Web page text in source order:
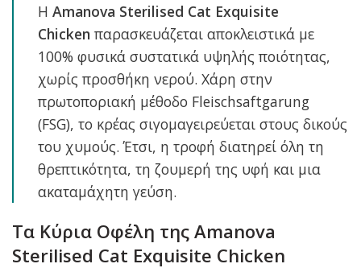
Η Amanova Sterilised Cat Exquisite
Chicken παρασκευάζεται αποκλειστικά με
100% φυσικά συστατικά υψηλής ποιότητας,
χωρίς προσθήκη νερού. Χάρη στην
πρωτοποριακή μέθοδο Fleischsaftgarung
(FSG), το κρέας σιγομαγειρεύεται στους δικούς
του χυμούς. Έτσι, η τροφή διατηρεί όλη τη
θρεπτικότητα, τη ζουμερή της υφή και μια
ακαταμάχητη γεύση.
Τα Κύρια Οφέλη της Amanova
Sterilised Cat Exquisite Chicken